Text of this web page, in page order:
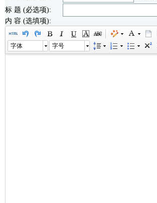
标 题 (必选项):
内 容 (选填项):
字体 字号